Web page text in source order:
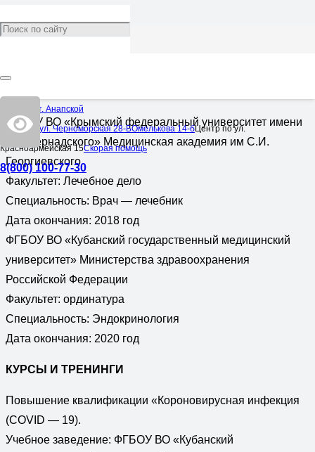
Центр в ст. Анапской
Центр по ул. Черноморская 28-БОмелькова 14-бЦентр по ул.
Красноармейская 15Скорая помощь
8(800) 100-77-30
Сенчина Лина Валерьевна
ФГАОУ ВО «Крымский федеральный университет имени
В.И.Вернадского» Медицинская академия им С.И.
Георгиевского
Факультет: Лечебное дело
Специальность: Врач — лечебник
Дата окончания: 2018 год
ФГБОУ ВО «Кубанский государственный медицинский
университет» Министерства здравоохранения
Российской Федерации
Факультет: ординатура
Специальность: Эндокринология
Дата окончания: 2020 год
КУРСЫ И ТРЕНИНГИ
Повышение квалификации «Короновирусная инфекция
(COVID — 19).
Учебное заведение: ФГБОУ ВО «Кубанский